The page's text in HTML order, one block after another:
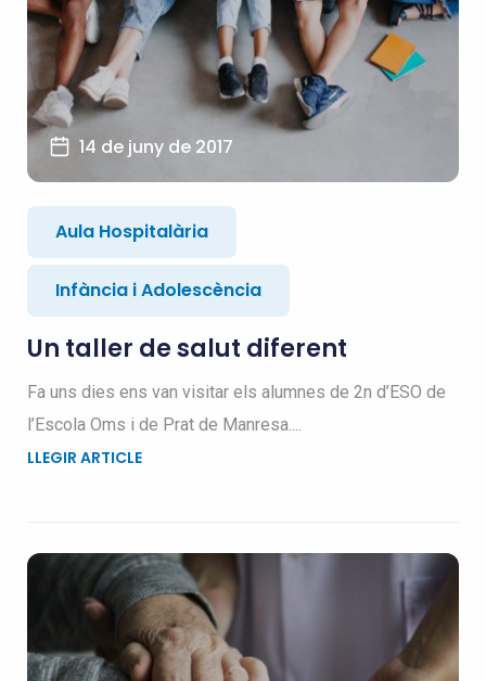
14 de juny de 2017
Aula Hospitalària
Infància i Adolescència
Un taller de salut diferent
Fa uns dies ens van visitar els alumnes de 2n d’ESO de
l’Escola Oms i de Prat de Manresa....
LLEGIR ARTICLE